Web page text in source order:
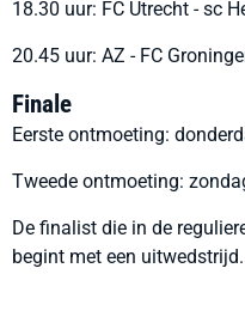
18.30 uur: FC Utrecht - sc
20.45 uur: AZ - FC
Finale
Eerste ontmoeting:
Tweede ontmoeting:
De finalist die in de
begint met een uitwedstrijd.